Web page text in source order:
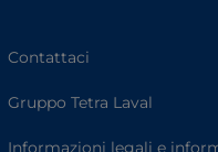
Contattaci
Gruppo Tetra Laval
Informazioni legali e